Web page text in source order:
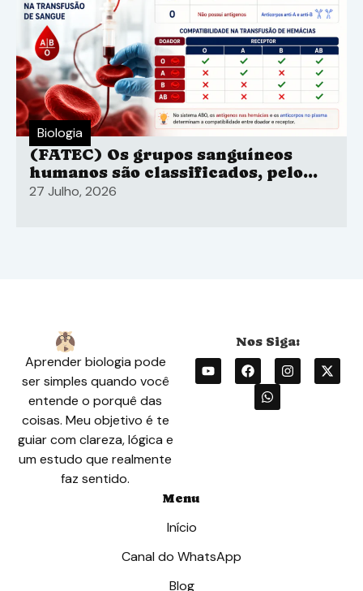
Biologia
(FATEC) Os grupos sanguíneos
humanos são classificados, pelo
sistema ABO
27 Julho, 2026
Aprender biologia pode
ser simples quando você
entende o porquê das
coisas. Meu objetivo é te
guiar com clareza, lógica e
um estudo que realmente
faz sentido.
Menu
Início
Canal do WhatsApp
Blog